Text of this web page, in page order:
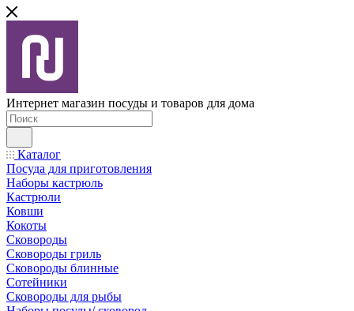
Интернет магазин посуды и товаров для дома
Каталог
Посуда для приготовления
Наборы кастрюль
Кастрюли
Ковши
Кокоты
Сковороды
Сковороды гриль
Сковороды блинные
Сотейники
Сковороды для рыбы